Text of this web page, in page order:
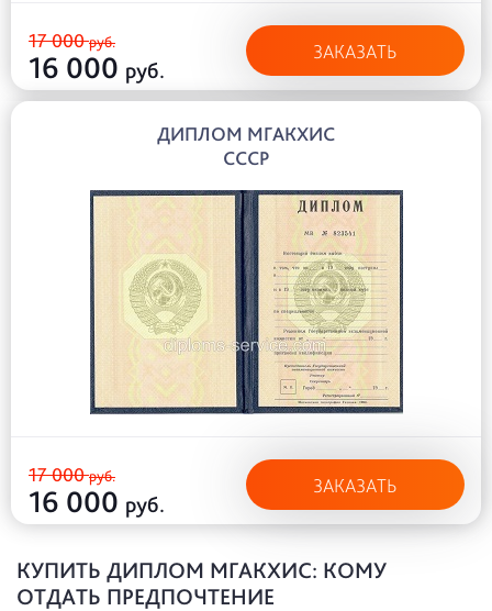
17 000руб.
16 000 руб.
ЗАКАЗАТЬ
ДИПЛОМ МГАКХИС
СССР
17 000руб.
16 000 руб.
ЗАКАЗАТЬ
КУПИТЬ ДИПЛОМ МГАКХИС: КОМУ
ОТДАТЬ ПРЕДПОЧТЕНИЕ